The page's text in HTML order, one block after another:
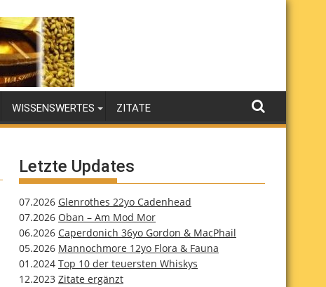
WISSENSWERTES ZITATE
Letzte Updates
07.2026 Glenrothes 22yo Cadenhead
07.2026 Oban – Am Mod Mor
06.2026 Caperdonich 36yo Gordon & MacPhail
05.2026 Mannochmore 12yo Flora & Fauna
01.2024 Top 10 der teuersten Whiskys
12.2023 Zitate ergänzt